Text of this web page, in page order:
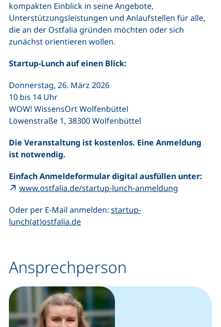
kompakten Einblick in seine Angebote,
Unterstützungsleistungen und Anlaufstellen für alle,
die an der Ostfalia gründen möchten oder sich
zunächst orientieren wollen.
Startup-Lunch auf einen Blick:
Donnerstag, 26. März 2026
10 bis 14 Uhr
WOW! WissensOrt Wolfenbüttel
Löwenstraße 1, 38300 Wolfenbüttel
Die Veranstaltung ist kostenlos. Eine Anmeldung
ist notwendig.
Einfach Anmeldeformular digital ausfüllen unter:
www.ostfalia.de/startup-lunch-anmeldung
Oder per E-Mail anmelden: startup-
lunch(at)ostfalia.de(öffnet Ihr E-Mail-Programm)
Ansprechperson